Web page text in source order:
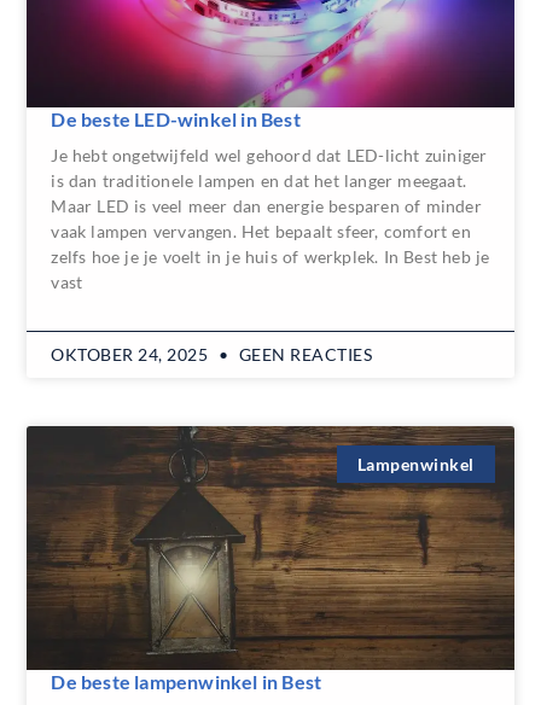
De beste LED-winkel in Best
Je hebt ongetwijfeld wel gehoord dat LED-licht zuiniger
is dan traditionele lampen en dat het langer meegaat.
Maar LED is veel meer dan energie besparen of minder
vaak lampen vervangen. Het bepaalt sfeer, comfort en
zelfs hoe je je voelt in je huis of werkplek. In Best heb je
vast
OKTOBER 24, 2025 GEEN REACTIES
Lampenwinkel
De beste lampenwinkel in Best